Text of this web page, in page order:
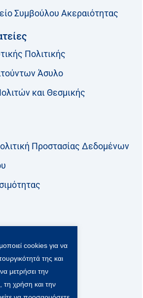
Συμβούλου Ακεραιότητας
Πολιτικής
Άσυλο
και Θεσμικής
Προστασίας Δεδομένων
Y
o
u
t
u
b
cookies για να
της και
μετρήσει την
τη χρήση και την